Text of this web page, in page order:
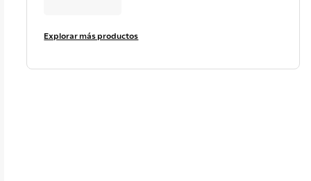
Explorar más productos